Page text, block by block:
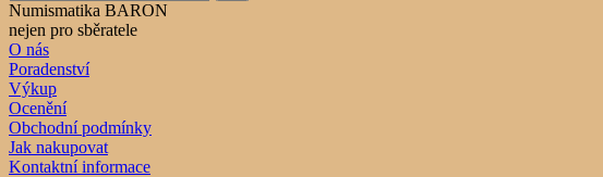
Numismatika BARON
nejen pro sběratele
O nás
Poradenství
Výkup
Ocenění
Obchodní podmínky
Jak nakupovat
Kontaktní informace